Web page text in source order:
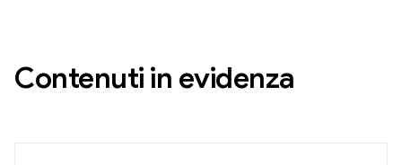
Contenuti in evidenza